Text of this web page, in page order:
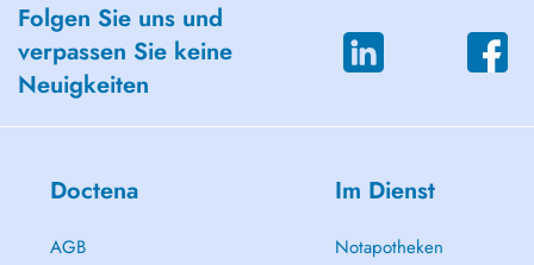
Folgen Sie uns und
verpassen Sie keine
Neuigkeiten
Doctena
AGB
Im Dienst
Notapotheken